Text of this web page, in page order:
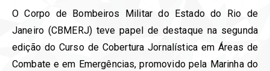
O Corpo de Bombeiros Militar do Estado do Rio de
Janeiro (CBMERJ) teve papel de destaque na segunda
edição do Curso de Cobertura Jornalística em Áreas de
Combate e em Emergências, promovido pela Marinha do